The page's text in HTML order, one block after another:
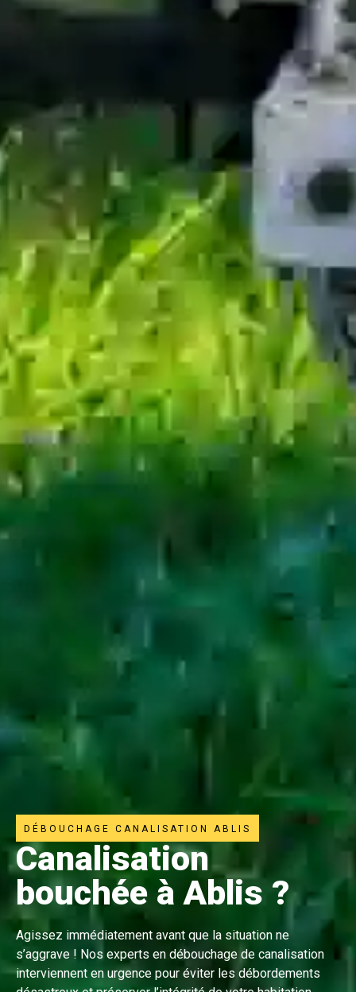
DÉBOUCHAGE CANALISATION ABLIS
Canalisation
bouchée à Ablis ?
Agissez immédiatement avant que la situation ne
s’aggrave ! Nos experts en débouchage de canalisation
interviennent en urgence pour éviter les débordements